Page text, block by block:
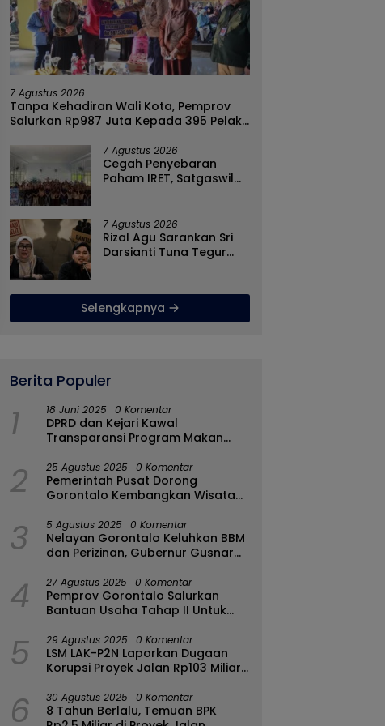
Alvian Mato Sindir Wali Kota:
Terlalu Banyak Kritik, Kerja
Masyarakat
Cegah Gangguan
Pernapasan Selama
Pembagian Masker
7 Agustus 2026
Tanpa Kehadiran Wali Kota, Pemprov
Salurkan Rp987 Juta Kepada 395 Pelaku
7 Agustus 2026
Cegah Penyebaran
Paham IRET, Satgaswil
Kabila
7 Agustus 2026
Rizal Agu Sarankan Sri
Darsianti Tuna Tegur
Dinas Kumperindag
Pemprov Gorontalo
Selengkapnya
Berita Populer
1 18 Juni 2025 0 Komentar
DPRD dan Kejari Kawal
Transparansi Program Makan
2 25 Agustus 2025 0 Komentar
Pemerintah Pusat Dorong
Gorontalo Kembangkan Wisata
3 5 Agustus 2025 0 Komentar
Nelayan Gorontalo Keluhkan BBM
dan Perizinan, Gubernur Gusnar
4 27 Agustus 2025 0 Komentar
Pemprov Gorontalo Salurkan
Bantuan Usaha Tahap II Untuk
Bulango
5 29 Agustus 2025 0 Komentar
LSM LAK-P2N Laporkan Dugaan
Korupsi Proyek Jalan Rp103 Miliar
6 30 Agustus 2025 0 Komentar
8 Tahun Berlalu, Temuan BPK